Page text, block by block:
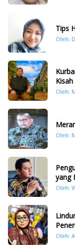
Tips
Oleh:
Oleh:
Oleh:
yang
Oleh:
Oleh: